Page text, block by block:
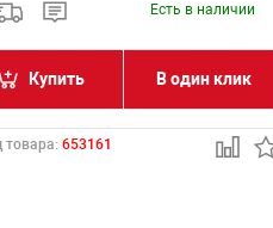
Есть в наличии
Купить В один клик
товара: 653161